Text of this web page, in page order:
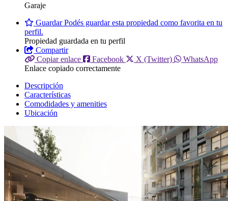
Garaje
GuardarPodés guardar esta propiedad como favorita en tu
perfil.
Propiedad guardada en tu perfil
Compartir
Copiar enlace
Facebook X (Twitter)
WhatsApp
Enlace copiado correctamente
Descripción
Características
Comodidades y amenities
Ubicación